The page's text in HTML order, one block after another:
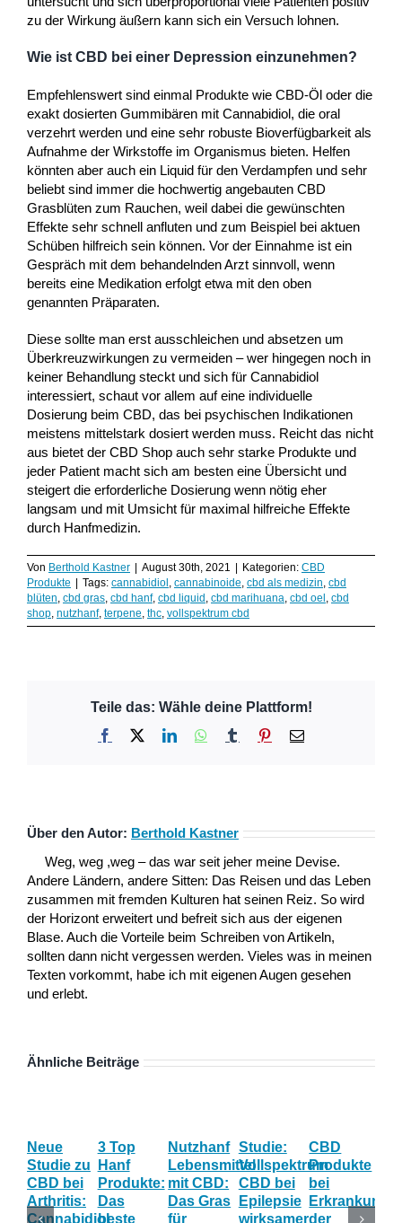
zu der Wirkung äußern kann sich ein Versuch lohnen.
Wie ist CBD bei einer Depression einzunehmen?
Empfehlenswert sind einmal Produkte wie CBD-Öl oder die
exakt dosierten Gummibären mit Cannabidiol, die oral
verzehrt werden und eine sehr robuste Bioverfügbarkeit als
Aufnahme der Wirkstoffe im Organismus bieten. Helfen
könnten aber auch ein Liquid für den Verdampfen und sehr
beliebt sind immer die hochwertig angebauten CBD
Grasblüten zum Rauchen, weil dabei die gewünschten
Effekte sehr schnell anfluten und zum Beispiel bei aktuen
Schüben hilfreich sein können. Vor der Einnahme ist ein
Gespräch mit dem behandelnden Arzt sinnvoll, wenn
bereits eine Medikation erfolgt etwa mit den oben
genannten Präparaten.
Diese sollte man erst ausschleichen und absetzen um
Überkreuzwirkungen zu vermeiden – wer hingegen noch in
keiner Behandlung steckt und sich für Cannabidiol
interessiert, schaut vor allem auf eine individuelle
Dosierung beim CBD, das bei psychischen Indikationen
meistens mittelstark dosiert werden muss. Reicht das nicht
aus bietet der CBD Shop auch sehr starke Produkte und
jeder Patient macht sich am besten eine Übersicht und
steigert die erforderliche Dosierung wenn nötig eher
langsam und mit Umsicht für maximal hilfreiche Effekte
durch Hanfmedizin.
Von Berthold Kastner August 30th, 2021 Kategorien: CBD
Produkte
Tags: cannabidiol , cannabinoide, cbd als medizin, cbd
blüten, cbd gras, cbd hanf, cbd liquid , cbd marihuana, cbd oel , cbd
shop, nutzhanf, terpene, thc, vollspektrum cbd
Teile das: Wähle deine Plattform!
Facebook LinkedInWhatsApp
Tumblr Pinterest
E-
Über den Autor: Berthold Kastner
Weg, weg ,weg – das war seit jeher meine Devise.
Andere Ländern, andere Sitten: Das Reisen und das Leben
zusammen mit fremden Kulturen hat seinen Reiz. So wird
der Horizont erweitert und befreit sich aus der eigenen
Blase. Auch die Vorteile beim Schreiben von Artikeln,
sollten dann nicht vergessen werden. Vieles was in meinen
Texten vorkommt, habe ich mit eigenen Augen gesehen
und erlebt.
Ähnliche Beiträge
Neue
Studie zu
CBD bei
Arthritis:
Cannabidiol
3 Top
Hanf
Produkte:
Das
beste
Nutzhanf
Lebensmittel
mit CBD:
Das Gras
für
Studie:
Vollspektrum
CBD bei
Epilepsie
wirksamer
CBD
Produkte
bei
der